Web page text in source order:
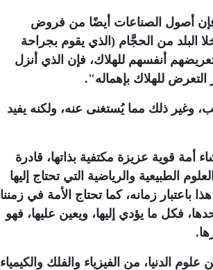
أصول الصناعات أيضًا من فروض
البلد من الحجَّام (الذي يقوم بجراحة
أنفسهم للهلاك، فإن الذي أنزل
التعرض للهلاك بإهماله".
وغير ذلك مما يُستغنى عنه، ولكنه يفيد
أمة قوية عزيزة مكتفية بذاتها، قادرة
الطبيعية والرياضية التي تحتاج إليها
زمانه، كما تحتاج الأمة في زمننا
فكل ما يؤدي إليها، ويعين عليها، فهو
الدنيا، من الفيزياء والفلك والكيمياء